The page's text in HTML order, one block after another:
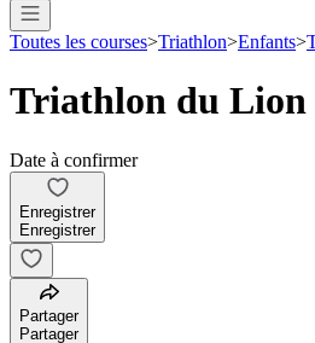
Toutes les courses>Triathlon>Enfants>
Triathlon du Lion
Date à confirmer
Enregistrer
Enregistrer
Partager
Partager